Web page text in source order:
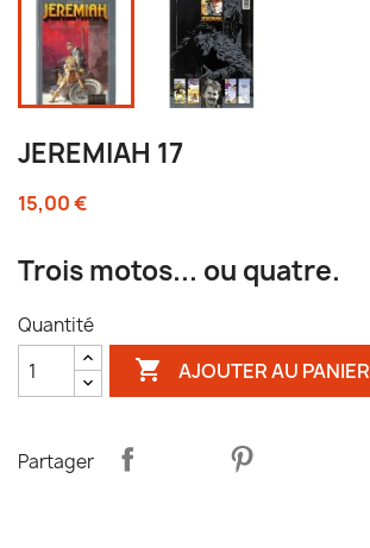
JEREMIAH 17
15,00 €
Trois motos... ou quatre.
Quantité
 AJOUTER AU PANIER
Partager